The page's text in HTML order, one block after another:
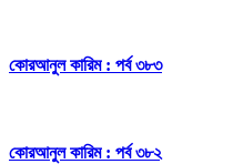
কোরআনুল কারিম : পর্ব ৩৮৩
কোরআনুল কারিম : পর্ব ৩৮২